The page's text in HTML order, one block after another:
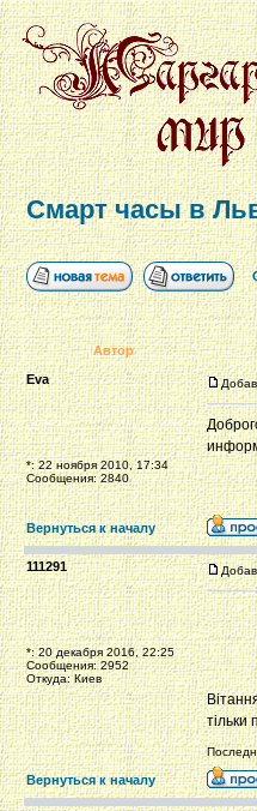
Cмарт часы в
Автор
Eva
*: 22 ноября 2010, 17:34
Сообщения: 2840
Вернуться к началу
111291
*: 20 декабря 2016, 22:25
Сообщения: 2952
Откуда: Киев
тільки
Вернуться к началу